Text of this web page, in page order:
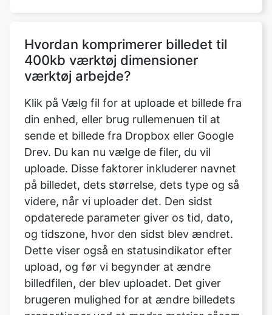
Klik på Vælg fil for at uploade et billede fra
din enhed, eller brug rullemenuen til at
sende et billede fra Dropbox eller Google
Drev. Du kan nu vælge de filer, du vil
uploade. Disse faktorer inkluderer navnet
på billedet, dets størrelse, dets type og så
videre, når vi uploader det. Den sidst
opdaterede parameter giver os tid, dato,
og tidszone, hvor den sidst blev ændret.
Dette viser også en statusindikator efter
upload, og før vi begynder at ændre
billedfilen, der blev uploadet. Det giver
brugeren mulighed for at ændre billedets
proportioner ved at ændre metrics såsom
bredde og højde. Indstillingerne for
maksimal højde og maksimal bredde giver
brugeren en maksimal grænse for